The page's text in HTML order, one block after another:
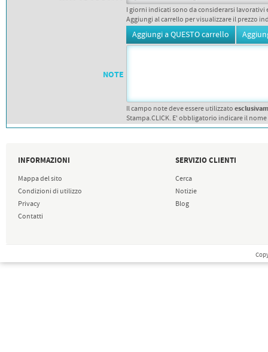
I giorni indicati sono da considerarsi
Aggiungi al carrello per visualizzare il prezzo
NOTE
Il campo note deve essere utilizzato
Stampa.CLICK. E' obbligatorio indicare il
INFORMAZIONI
Mappa del sito
Condizioni di utilizzo
Privacy
Contatti
SERVIZIO CLIENTI
Cerca
Notizie
Blog